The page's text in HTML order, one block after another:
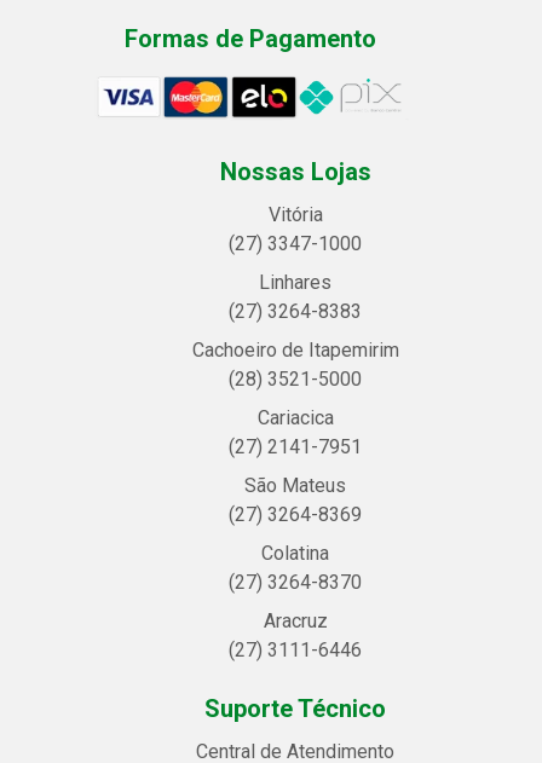
Formas de Pagamento
Nossas Lojas
Vitória
(27) 3347-1000
Linhares
(27) 3264-8383
Cachoeiro de Itapemirim
(28) 3521-5000
Cariacica
(27) 2141-7951
São Mateus
(27) 3264-8369
Colatina
(27) 3264-8370
Aracruz
(27) 3111-6446
Suporte Técnico
Central de Atendimento